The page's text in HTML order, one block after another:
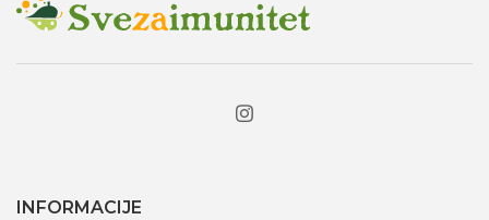
INFORMACIJE